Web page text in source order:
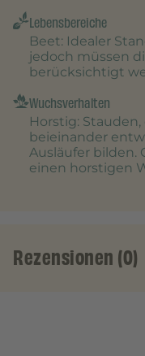
Lebensbereiche
Beet: Idealer
jedoch müssen
berücksichtigt
Wuchsverhalten
Horstig:
beieinander
Ausläufer bilden.
einen horstigen
Rezensionen (0)